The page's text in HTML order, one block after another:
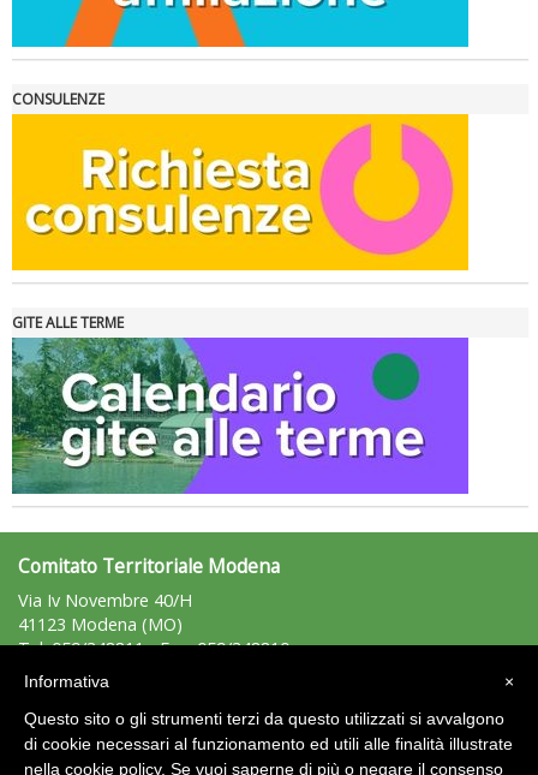
Tiziano Pesce nel Cda di Fondazione Terzjus: prima riunione a
Roma
CONSULENZE
GITE ALLE TERME
Comitato Territoriale Modena
Via Iv Novembre 40/H
41123 Modena (MO)
Tel: 059/348811 - Fax: 059/348810
e-mail:modena@uisp.it
P.Iva: 02231330362
×
Informativa
Questo sito o gli strumenti terzi da questo utilizzati si avvalgono
di cookie necessari al funzionamento ed utili alle finalità illustrate
nella cookie policy. Se vuoi saperne di più o negare il consenso